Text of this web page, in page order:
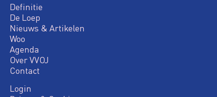
Definitie
De Loep
Nieuws & Artikelen
Woo
Agenda
Over VVOJ
Contact
Login